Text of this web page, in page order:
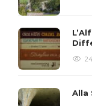
Alla